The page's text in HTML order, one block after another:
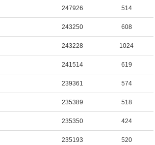
247926 514
243250 608
243228 1024
241514 619
239361 574
235389 518
235350 424
235193 520